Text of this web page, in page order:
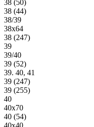
38 (50)
38 (44)
38/39
38х64
38 (247)
39
39/40
39 (52)
39. 40, 41
39 (247)
39 (255)
40
40х70
40 (54)
40х40